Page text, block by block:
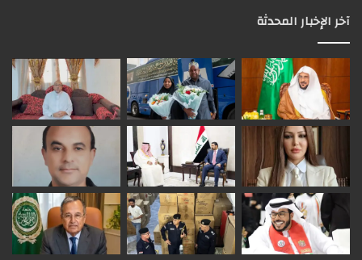
آخر الإخبار المحدثة